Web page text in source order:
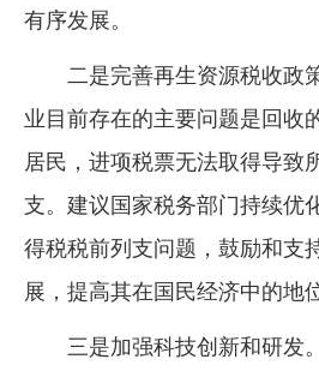
有序发展。
二是完善再生资源税收政
业目前存在的主要问题是回收
居民，进项税票无法取得导致
支。建议国家税务部门持续优
得税税前列支问题，鼓励和支
展，提高其在国民经济中的地
三是加强科技创新和研发